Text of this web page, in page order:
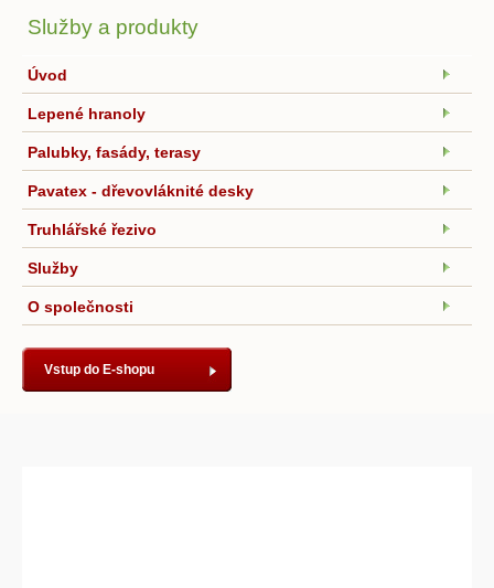
Služby a produkty
Úvod
Lepené hranoly
Palubky, fasády, terasy
Pavatex - dřevovláknité desky
Truhlářské řezivo
Služby
O společnosti
Vstup do E-shopu